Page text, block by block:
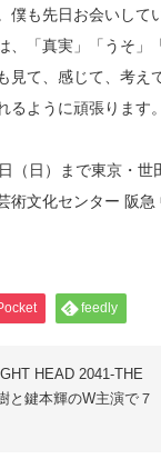
僕も先日お会いし
、「真実」「うそ
見て、感じて、考
るように頑張ります
（日）まで東京・
術文化センター 阪急
feedly
HEAD 2041-THE
と鍵本輝のW主演で７